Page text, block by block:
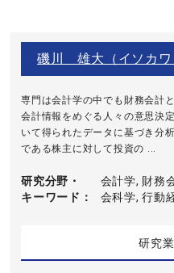
磯川 雄大（イソカ
専門は会計学の中でも財務会計
会計情報をめぐる人々の意思決
いて得られたデータに基づき分
である株主に対して投資の ...
研究分野・
キーワード
会計学, 財務
会科学, 行動
研究